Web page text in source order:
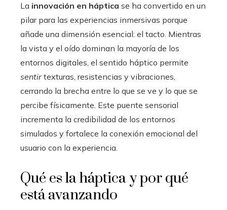
La innovación en háptica se ha convertido en un
pilar para las experiencias inmersivas porque
añade una dimensión esencial: el tacto. Mientras
la vista y el oído dominan la mayoría de los
entornos digitales, el sentido háptico permite
sentirtexturas, resistencias y vibraciones,
cerrando la brecha entre lo que se ve y lo que se
percibe físicamente. Este puente sensorial
incrementa la credibilidad de los entornos
simulados y fortalece la conexión emocional del
usuario con la experiencia.
Qué es la háptica y por qué
está avanzando